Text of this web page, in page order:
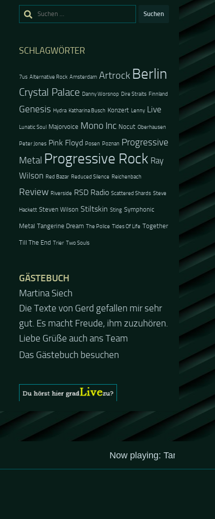
Suchen
SCHLAGWÖRTER
7us Alternative Rock Amsterdam Artrock Berlin
Crystal Palace Danny Worsnop Dire Straits Finnland
Genesis Hydra Katharina Busch Konzert Lenny Live
Lunatic Soul Majorvoice Mono Inc Nocut Oberhausen
Peter Jones Pink Floyd Posen Poznan Progressive
Metal Progressive Rock Ray
Wilson Red Bazar Reduced Silence Reichenbach
Review Riverside RSD Radio Scattered Shards Steve
Hackett Steven Wilson Stiltskin Sting Symphonic
Metal Tangerine Dream The Police Tides Of Life Together
Till The End Trier Two Souls
GÄSTEBUCH
Martina Siech
Die Texte von Gerd gefallen mir sehr
gut. Es macht Freude, ihm zuzuhören.
Liebe Grüße auch ans Team
Jacel
Guten Abend und auch von uns
nochmals besten Dank für die tolle
Mucke zur Party! Der aktuelle Live
Stream ist eine schöne